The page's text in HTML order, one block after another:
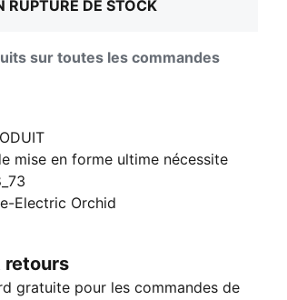
RUPTURE DE STOCK
sur toutes les commandes
mise en forme ultime nécessite
Le t-shirt graphique PUMA x
coutures plates pour moins de
technologie dryCELL pour vous
HYROX ou que vous cherchiez à
personnel, ce t-shirt vous
Electric Orchid
retours
gratuite pour les commandes de